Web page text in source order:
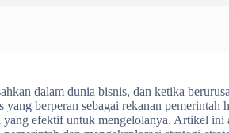
dalam dunia bisnis, dan ketika
berperan sebagai rekanan pemerintah
yang efektif untuk mengelolanya. Artikel ini